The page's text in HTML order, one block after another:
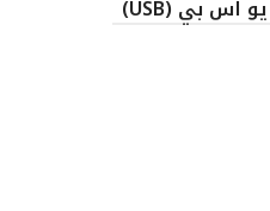
يو اس بي (USB)